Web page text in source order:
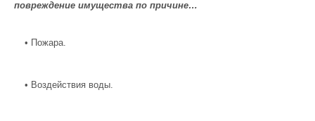
повреждение имущества по причине…
• Пожара.
• Воздействия воды.